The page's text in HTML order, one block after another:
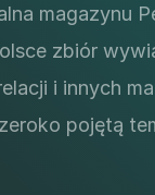
magazynu
zbiór
i innych
pojętą